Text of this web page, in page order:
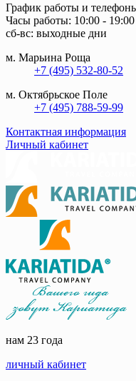
График работы и
Часы работы: 10:00 -
сб-вс: выходные дни
м. Марьина Роща
+7 (495) 532-80-52
м. Октябрьское Поле
+7 (495) 788-59-99
Контактная информация
Личный кабинет
нам 23 года
личный кабинет